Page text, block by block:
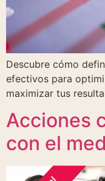
Descubre cómo
efectivos para
maximizar tus
Acciones
con el